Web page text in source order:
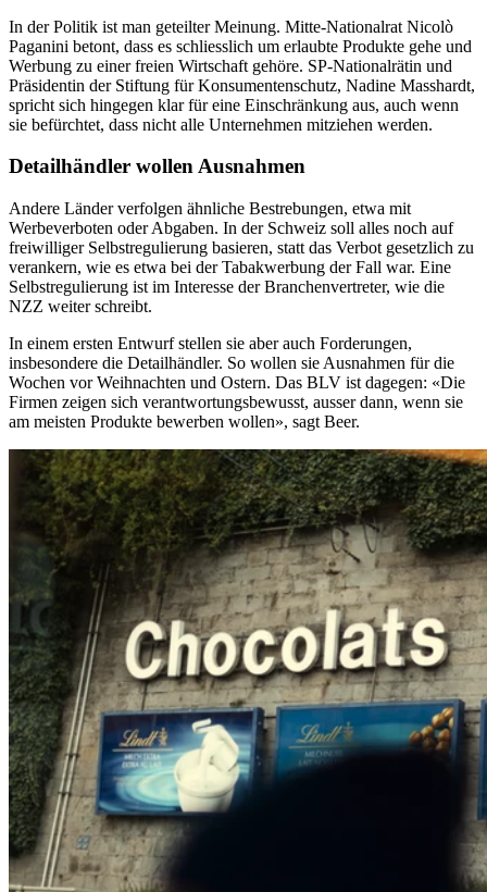
In der Politik ist man geteilter Meinung. Mitte-Nationalrat Nicolò
Paganini betont, dass es schliesslich um erlaubte Produkte gehe und
Werbung zu einer freien Wirtschaft gehöre. SP-Nationalrätin und
Präsidentin der Stiftung für Konsumentenschutz, Nadine Masshardt,
spricht sich hingegen klar für eine Einschränkung aus, auch wenn
sie befürchtet, dass nicht alle Unternehmen mitziehen werden.
Detailhändler wollen Ausnahmen
Andere Länder verfolgen ähnliche Bestrebungen, etwa mit
Werbeverboten oder Abgaben. In der Schweiz soll alles noch auf
freiwilliger Selbstregulierung basieren, statt das Verbot gesetzlich zu
verankern, wie es etwa bei der Tabakwerbung der Fall war. Eine
Selbstregulierung ist im Interesse der Branchenvertreter, wie die
NZZ weiter schreibt.
In einem ersten Entwurf stellen sie aber auch Forderungen,
insbesondere die Detailhändler. So wollen sie Ausnahmen für die
Wochen vor Weihnachten und Ostern. Das BLV ist dagegen: «Die
Firmen zeigen sich verantwortungsbewusst, ausser dann, wenn sie
am meisten Produkte bewerben wollen», sagt Beer.